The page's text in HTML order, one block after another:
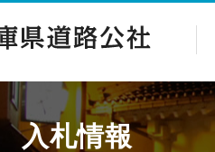
入札情報